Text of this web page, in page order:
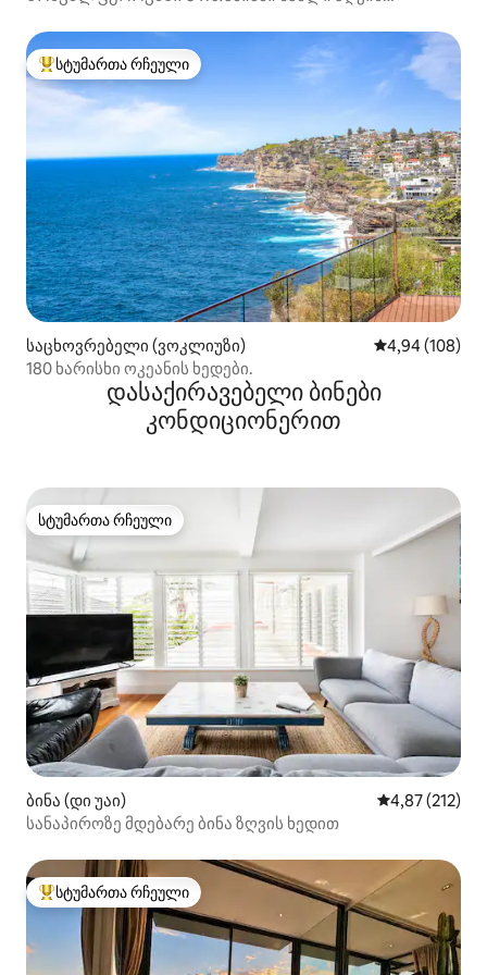
სტუმართა რჩეული მოწინავე ვარიანტი
სტუმართა რჩეული
საცხოვრებელი (ვოკლიუზი) საშუალო
4,94 (108)
180 ხარისხი ოკეანის ხედები.
დასაქირავებელი ბინები
კონდიციონერით
სტუმართა რჩეული
სტუმართა რჩეული
ბინა (დი უაი) საშუალო
4,87 (212)
სანაპიროზე მდებარე ბინა ზღვის ხედით
სტუმართა რჩეული მოწინავე ვარიანტი
სტუმართა რჩეული